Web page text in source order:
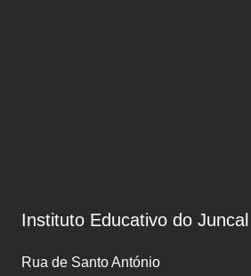
Instituto Educativo do Juncal
Rua de Santo António